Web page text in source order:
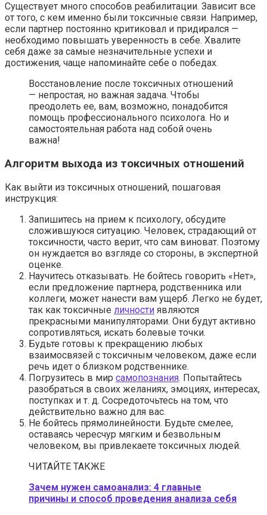
Существует много способов реабилитации. Зависит все
от того, с кем именно были токсичные связи. Например,
если партнер постоянно критиковал и придирался —
необходимо повышать уверенность в себе. Хвалите
себя даже за самые незначительные успехи и
достижения, чаще напоминайте себе о победах.
Восстановление после токсичных отношений
— непростая, но важная задача. Чтобы
преодолеть ее, вам, возможно, понадобится
помощь профессионального психолога. Но и
самостоятельная работа над собой очень
важна!
Алгоритм выхода из токсичных отношений
Как выйти из токсичных отношений, пошаговая
инструкция:
Запишитесь на прием к психологу, обсудите
сложившуюся ситуацию. Человек, страдающий от
токсичности, часто верит, что сам виноват. Поэтому
он нуждается во взгляде со стороны, в экспертной
оценке.
Научитесь отказывать. Не бойтесь говорить «Нет»,
если предложение партнера, родственника или
коллеги, может нанести вам ущерб. Легко не будет,
так как токсичные личности являются
прекрасными манипуляторами. Они будут активно
сопротивляться, искать болевые точки.
Будьте готовы к прекращению любых
взаимосвязей с токсичным человеком, даже если
речь идет о близком родственнике.
Погрузитесь в мир самопознания. Попытайтесь
разобраться в своих желаниях, эмоциях, интересах,
поступках и т. д. Сосредоточьтесь на том, что
действительно важно для вас.
Не бойтесь прямолинейности. Будьте смелее,
оставаясь чересчур мягким и безвольным
человеком, вы привлекаете токсичных людей.
ЧИТАЙТЕ ТАКЖЕ
Зачем нужен самоанализ: 4 главные
причины и способ проведения анализа себя